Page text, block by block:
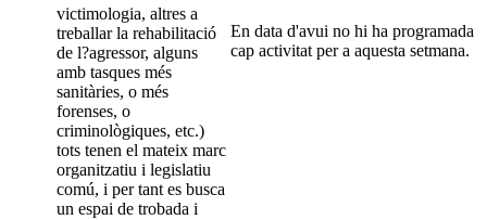
victimologia, altres a
treballar la rehabilitació
de l?agressor, alguns
amb tasques més
sanitàries, o més
forenses, o
criminològiques, etc.)
tots tenen el mateix marc
organitzatiu i legislatiu
comú, i per tant es busca
un espai de trobada i
En data d'avui no hi ha programada
cap activitat per a aquesta setmana.